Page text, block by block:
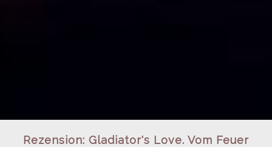
Rezension: Gladiator's Love. Vom Feuer